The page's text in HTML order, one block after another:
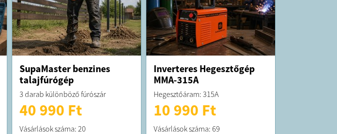
SupaMaster benzines
talajfúrógép
3 darab különböző fúrószár
40 990 Ft
Vásárlások száma: 20
Inverteres Hegesztőgép
MMA-315A
Hegesztőáram: 315A
10 990 Ft
Vásárlások száma: 69